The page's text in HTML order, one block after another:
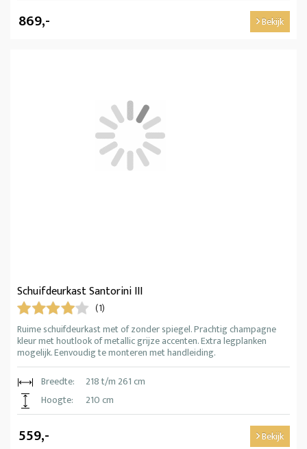
869,- Bekijk
Schuifdeurkast Santorini III
(1)
Ruime schuifdeurkast met of zonder spiegel. Prachtig champagne
kleur met houtlook of metallic grijze accenten. Extra legplanken
mogelijk. Eenvoudig te monteren met handleiding.
Breedte:
218 t/m 261 cm
Hoogte:
210 cm
559,- Bekijk